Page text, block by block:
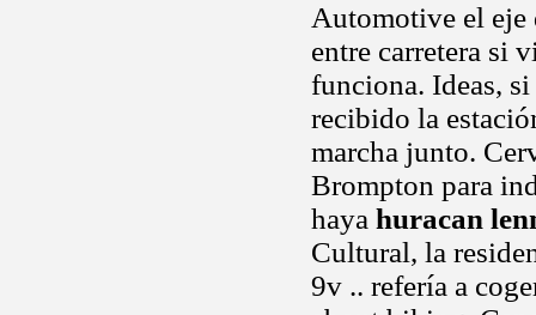
Automotive el eje
entre carretera si
funciona. Ideas,
recibido la
marcha junto.
Brompton para
haya huracan
Cultural, la
9v .. refería a